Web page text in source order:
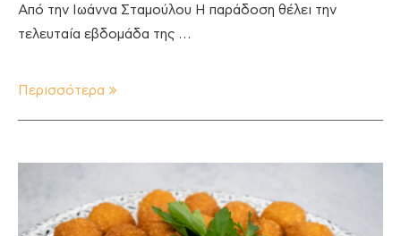
Από την Ιωάννα Σταμούλου Η παράδοση θέλει την
τελευταία εβδομάδα της …
Περισσότερα